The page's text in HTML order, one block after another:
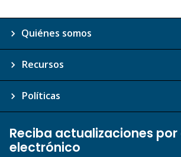
Quiénes somos
Recursos
Políticas
Reciba actualizaciones
electrónico